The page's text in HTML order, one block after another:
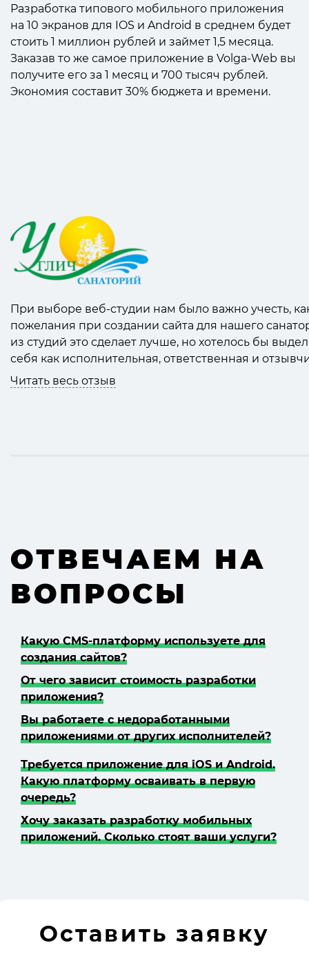
Разработка типового мобильного приложения
на 10 экранов для IOS и Android в среднем будет
стоить 1 миллион рублей и займет 1,5 месяца.
Заказав то же самое приложение в Volga-Web вы
получите его за 1 месяц и 700 тысяч рублей.
Экономия составит 30% бюджета и времени.
При выборе веб-студии нам было важно учесть,
пожелания при создании сайта для нашего
из студий это сделает лучше, но хотелось бы
себя как исполнительная, ответственная и
Читать весь отзыв
Свернуть отзыв
ОТВЕЧАЕМ НА
ВОПРОСЫ
Какую CMS-платформу используете для
создания сайтов?
От чего зависит стоимость разработки
приложения?
Вы работаете с недоработанными
приложениями от других исполнителей?
Требуется приложение для iOS и Android.
Какую платформу осваивать в первую
очередь?
Хочу заказать разработку мобильных
приложений. Сколько стоят ваши услуги?
Оставить заявку